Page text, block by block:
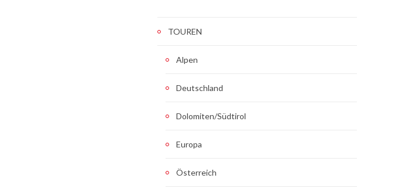
TOUREN
Alpen
Deutschland
Dolomiten/Südtirol
Europa
Österreich